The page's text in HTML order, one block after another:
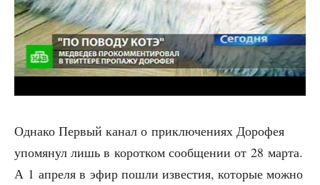
Одна­ко Пер­вый канал о при­клю­че­ни­ях Доро­фея
упо­мя­нул лишь в корот­ком сооб­ще­нии от 28 мар­та.
А 1 апре­ля в эфир пошли изве­стия, кото­рые мож­но